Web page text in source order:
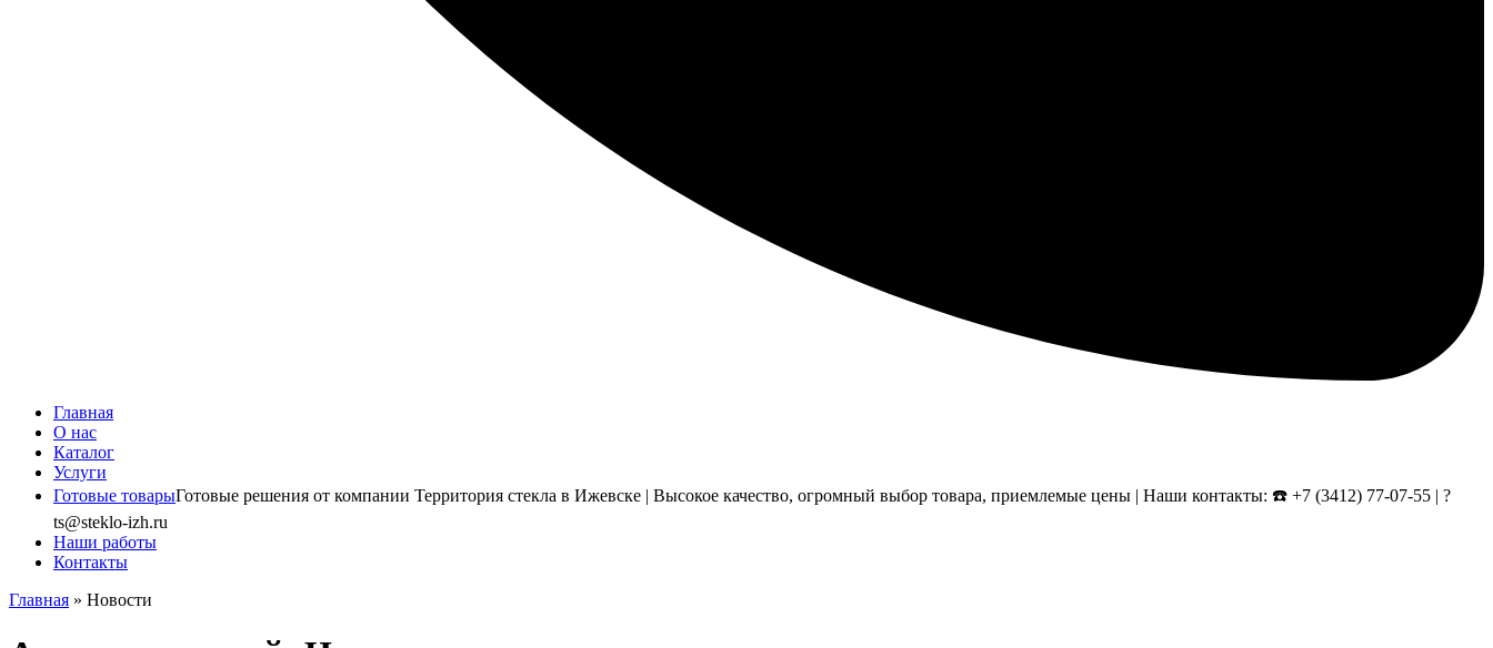
Главная
О нас
Каталог
Услуги
Готовые товарыГотовые решения от компании Территория стекла в Ижевске | Высокое качество, огромный выбор товара, приемлемые цены | Наши контакты: ☎️ +7 (3412) 77-07-55 | ?
ts@steklo-izh.ru
Наши работы
Контакты
Главная » Новости